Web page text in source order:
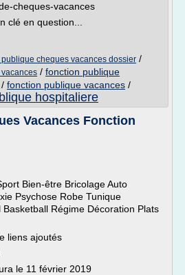
cheques-vacances
clé en question...
cheques vacances dossier /
/ fonction publique
/ fonction publique vacances /
hospitaliere
Vacances Fonction
Bien-être Bricolage Auto
Psychose Robe Tunique
Régime Décoration Plats
liens ajoutés
le 11 février 2019